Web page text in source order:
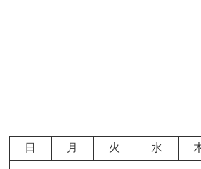
日 月 火 水